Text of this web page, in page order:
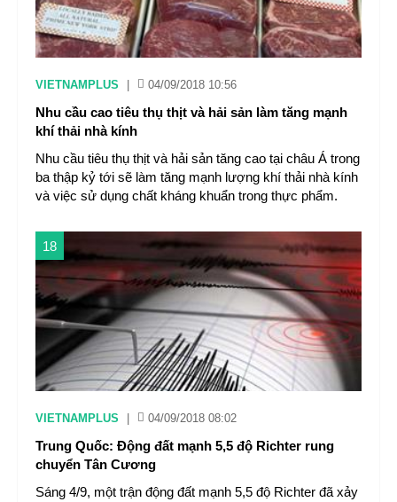
VIETNAMPLUS 04/09/2018 10:56
Nhu cầu cao tiêu thụ thịt và hải sản làm tăng mạnh
khí thải nhà kính
Nhu cầu tiêu thụ thịt và hải sản tăng cao tại châu Á trong
ba thập kỷ tới sẽ làm tăng mạnh lượng khí thải nhà kính
và việc sử dụng chất kháng khuẩn trong thực phẩm.
18
VIETNAMPLUS 04/09/2018 08:02
Trung Quốc: Động đất mạnh 5,5 độ Richter rung
chuyển Tân Cương
Sáng 4/9, một trận động đất mạnh 5,5 độ Richter đã xảy